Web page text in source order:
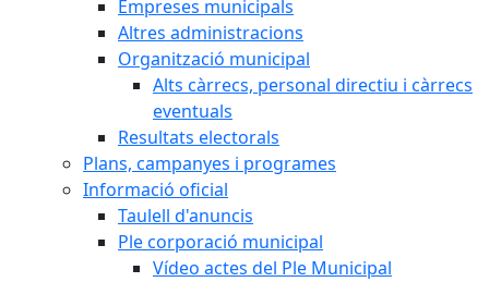
Empreses municipals
Altres administracions
Organització municipal
Alts càrrecs, personal directiu i càrrecs
eventuals
Resultats electorals
Plans, campanyes i programes
Informació oficial
Taulell d'anuncis
Ple corporació municipal
Vídeo actes del Ple Municipal